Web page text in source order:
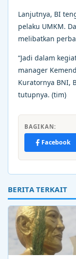
Lanjutnya, BI
pelaku UMKM.
melibatkan
“Jadi dalam
manager
Kuratornya BNI,
tutupnya. (tim)
BAGIKAN:
Facebook
BERITA TERKAIT